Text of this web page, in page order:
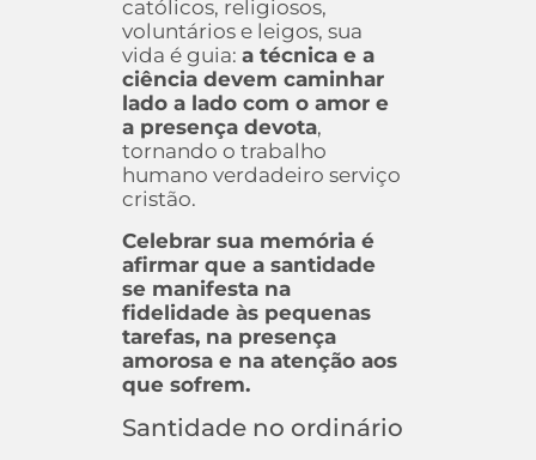
católicos, religiosos,
voluntários e leigos, sua
vida é guia:a técnica e a
ciência devem caminhar
lado a lado com o amor e
a presença devota,
tornando o trabalho
humano verdadeiro serviço
cristão.
Celebrar sua memória é
afirmar que a santidade
se manifesta na
fidelidade às pequenas
tarefas, na presença
amorosa e na atenção aos
que sofrem.
Santidade no ordinário